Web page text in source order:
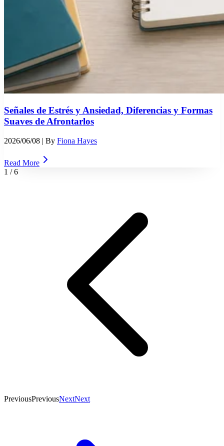
Señales de Estrés y Ansiedad, Diferencias y Formas
Suaves de Afrontarlos
2026/06/08 | By Fiona Hayes
Read More
1 /6
PreviousPreviousNextNext